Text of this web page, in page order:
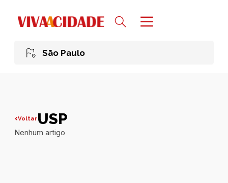
São Paulo
VoltarUSP
Nenhum artigo